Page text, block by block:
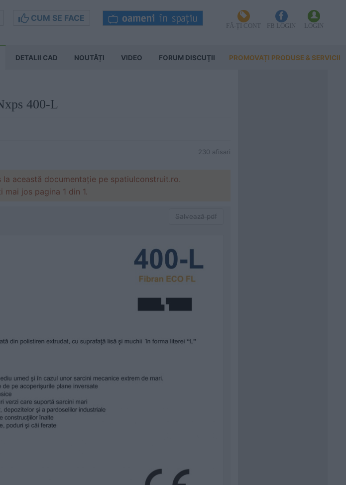
CUM SE FACE
FĂ-ȚI CONT FB LOGIN LOGIN
DETALII CAD NOUTĂȚI VIDEO FORUM DISCUŢII PROMOVAȚI PRODUSE & SERVICII
400-L
230 afisari
la această documentație pe spatiulconstruit.ro.
mai jos pagina 1 din 1.
Salvează pdf